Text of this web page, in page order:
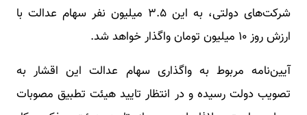
شرکت‌های دولتی، به این ۳.۵ میلیون نفر سهام عدالت با
ارزش روز ۱۰ میلیون تومان واگذار خواهد شد.
آیین‌نامه مربوط به واگذاری سهام عدالت این اقشار به
تصویب دولت رسیده و در انتظار تایید هیئت تطبیق مصوبات